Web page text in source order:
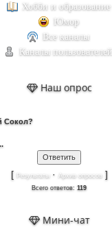
Хобби и образование
Юмор
Все каналы
Каналы пользователей
Наш опрос
Сокол?
[ Результаты · Архив опросов]
Всего ответов: 119
Мини-чат